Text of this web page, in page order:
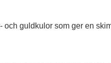
och guldkulor som ger en